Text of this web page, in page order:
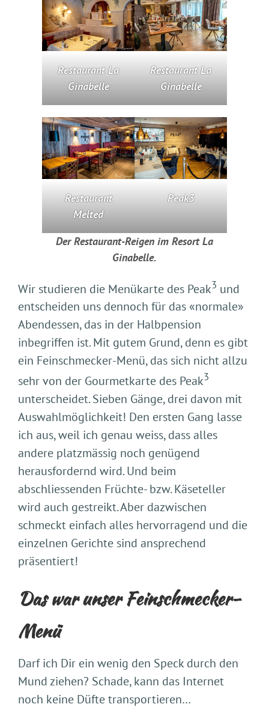
Restaurant La
Ginabelle
Restaurant La
Ginabelle
Restaurant
Melted
Peak3
Der Restaurant-Reigen im Resort La
Ginabelle.
Wir studieren die Menükarte des Peak3 und
entscheiden uns dennoch für das «normale»
Abendessen, das in der Halbpension
inbegriffen ist. Mit gutem Grund, denn es gibt
ein Feinschmecker-Menü, das sich nicht allzu
sehr von der Gourmetkarte des Peak3
unterscheidet. Sieben Gänge, drei davon mit
Auswahlmöglichkeit! Den ersten Gang lasse
ich aus, weil ich genau weiss, dass alles
andere platzmässig noch genügend
herausfordernd wird. Und beim
abschliessenden Früchte- bzw. Käseteller
wird auch gestreikt. Aber dazwischen
schmeckt einfach alles hervorragend und die
einzelnen Gerichte sind ansprechend
präsentiert!
Das war unser Feinschmecker-
Menü
Darf ich Dir ein wenig den Speck durch den
Mund ziehen? Schade, kann das Internet
noch keine Düfte transportieren…